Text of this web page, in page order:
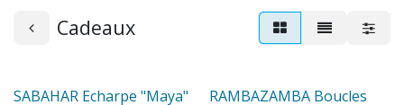
Cadeaux
SABAHAR Echarpe "Maya"
RAMBAZAMBA Boucles